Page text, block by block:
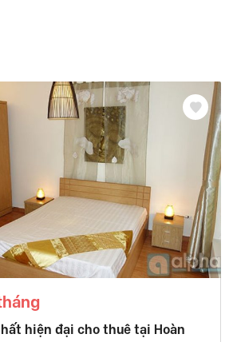
hiện đại cho thuê tại Hoàn